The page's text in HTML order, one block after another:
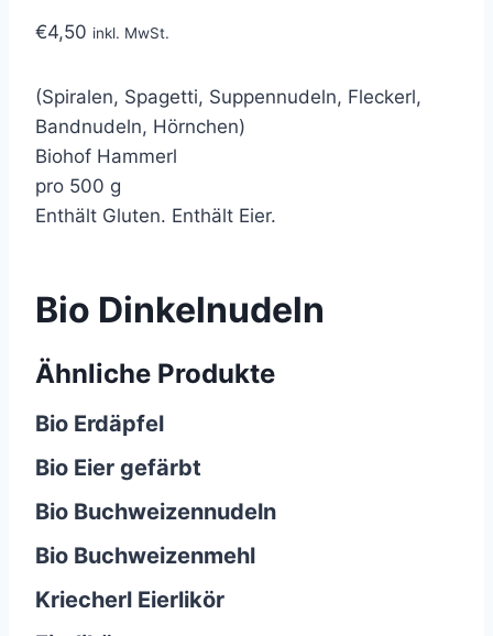
€4,50 inkl. MwSt.
(Spiralen, Spagetti, Suppennudeln, Fleckerl,
Bandnudeln, Hörnchen)
Biohof Hammerl
pro 500 g
Enthält Gluten. Enthält Eier.
Bio Dinkelnudeln
Ähnliche Produkte
Bio Erdäpfel
Bio Eier gefärbt
Bio Buchweizennudeln
Bio Buchweizenmehl
Kriecherl Eierlikör